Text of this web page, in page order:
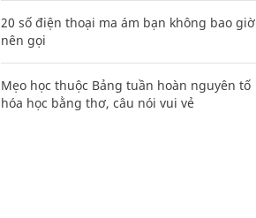
20 số điện thoại ma ám bạn không bao giờ
nên gọi
Mẹo học thuộc Bảng tuần hoàn nguyên tố
hóa học bằng thơ, câu nói vui vẻ